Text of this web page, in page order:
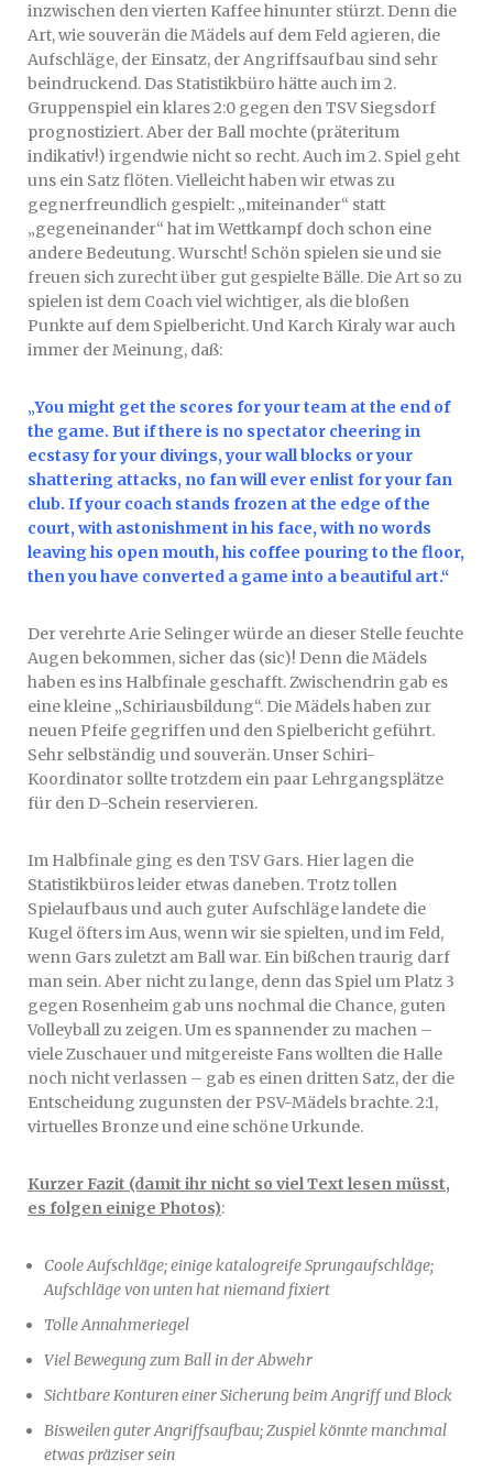
inzwischen den vierten Kaffee hinunter stürzt. Denn die
Art, wie souverän die Mädels auf dem Feld agieren, die
Aufschläge, der Einsatz, der Angriffsaufbau sind sehr
beindruckend. Das Statistikbüro hätte auch im 2.
Gruppenspiel ein klares 2:0 gegen den TSV Siegsdorf
prognostiziert. Aber der Ball mochte (präteritum
indikativ!) irgendwie nicht so recht. Auch im 2. Spiel geht
uns ein Satz flöten. Vielleicht haben wir etwas zu
gegnerfreundlich gespielt: „miteinander“ statt
„gegeneinander“ hat im Wettkampf doch schon eine
andere Bedeutung. Wurscht! Schön spielen sie und sie
freuen sich zurecht über gut gespielte Bälle. Die Art so zu
spielen ist dem Coach viel wichtiger, als die bloßen
Punkte auf dem Spielbericht. Und Karch Kiraly war auch
immer der Meinung, daß:
„You might get the scores for your team at the end of
the game. But if there is no spectator cheering in
ecstasy for your divings, your wall blocks or your
shattering attacks, no fan will ever enlist for your fan
club. If your coach stands frozen at the edge of the
court, with astonishment in his face, with no words
leaving his open mouth, his coffee pouring to the floor,
then you have converted a game into a beautiful art.“
Der verehrte Arie Selinger würde an dieser Stelle feuchte
Augen bekommen, sicher das (sic)! Denn die Mädels
haben es ins Halbfinale geschafft. Zwischendrin gab es
eine kleine „Schiriausbildung“. Die Mädels haben zur
neuen Pfeife gegriffen und den Spielbericht geführt.
Sehr selbständig und souverän. Unser Schiri-
Koordinator sollte trotzdem ein paar Lehrgangsplätze
für den D-Schein reservieren.
Im Halbfinale ging es den TSV Gars. Hier lagen die
Statistikbüros leider etwas daneben. Trotz tollen
Spielaufbaus und auch guter Aufschläge landete die
Kugel öfters im Aus, wenn wir sie spielten, und im Feld,
wenn Gars zuletzt am Ball war. Ein bißchen traurig darf
man sein. Aber nicht zu lange, denn das Spiel um Platz 3
gegen Rosenheim gab uns nochmal die Chance, guten
Volleyball zu zeigen. Um es spannender zu machen –
viele Zuschauer und mitgereiste Fans wollten die Halle
noch nicht verlassen – gab es einen dritten Satz, der die
Entscheidung zugunsten der PSV-Mädels brachte. 2:1,
virtuelles Bronze und eine schöne Urkunde.
Kurzer Fazit (damit ihr nicht so viel Text lesen müsst,
es folgen einige Photos):
Coole Aufschläge; einige katalogreife Sprungaufschläge;
Aufschläge von unten hat niemand fixiert
Tolle Annahmeriegel
Viel Bewegung zum Ball in der Abwehr
Sichtbare Konturen einer Sicherung beim Angriff und Block
Bisweilen guter Angriffsaufbau; Zuspiel könnte manchmal
etwas präziser sein